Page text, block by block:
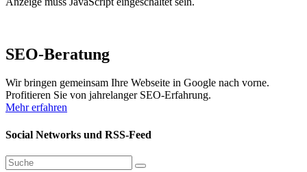
SEO-Beratung
Wir bringen gemeinsam Ihre Webseite in Google nach vorne.
Profitieren Sie von jahrelanger SEO-Erfahrung.
Mehr erfahren
Social Networks und RSS-Feed